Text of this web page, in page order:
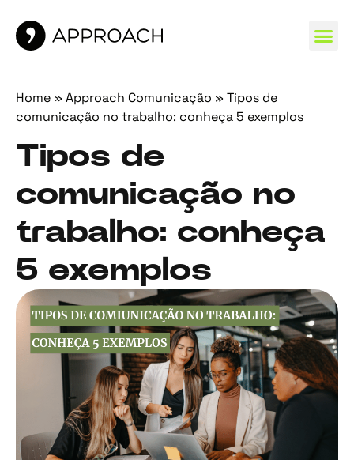
Home » Approach Comunicação » Tipos de
comunicação no trabalho: conheça 5 exemplos
Tipos de
comunicação no
trabalho: conheça
5 exemplos